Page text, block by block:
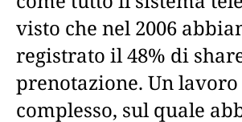
visto che nel 2006
registrato il 48% di
prenotazione. Un
complesso, sul quale